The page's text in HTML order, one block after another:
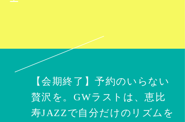
【会期終了】予約のいらない
贅沢を。GWラストは、恵比
寿JAZZで自分だけのリズムを